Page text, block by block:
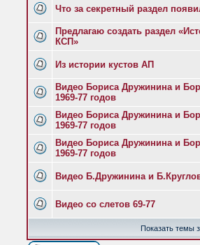
Что за секретный раздел
Предлагаю создать раздел
КСП»
Из истории кустов АП
Видео Бориса Дружинина и
1969-77 годов
Видео Бориса Дружинина и
1969-77 годов
Видео Бориса Дружинина и
1969-77 годов
Видео Б.Дружинина и
Видео со слетов 69-77
Показать темы